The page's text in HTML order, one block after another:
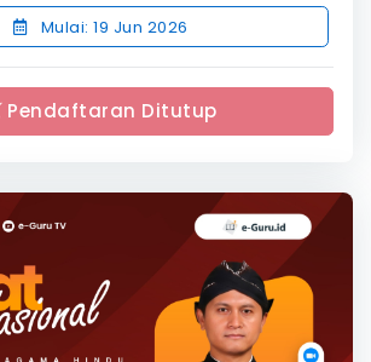
Mulai: 19 Jun 2026
Pendaftaran Ditutup